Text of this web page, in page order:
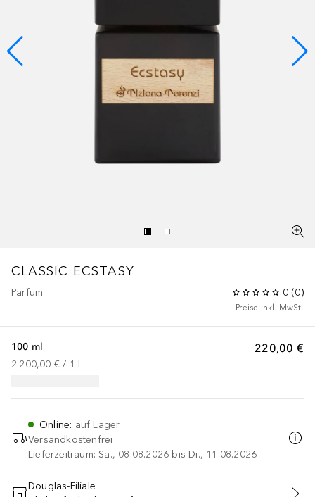
CLASSIC ECSTASY
Parfum 0 (0)
Preise inkl. MwSt.
220,00 €
100 ml
2.200,00 € / 1
Online: auf Lager
Versandkostenfrei
Lieferzeitraum: Sa., 08.08.2026 bis Di., 11.08.2026
Douglas-Filiale